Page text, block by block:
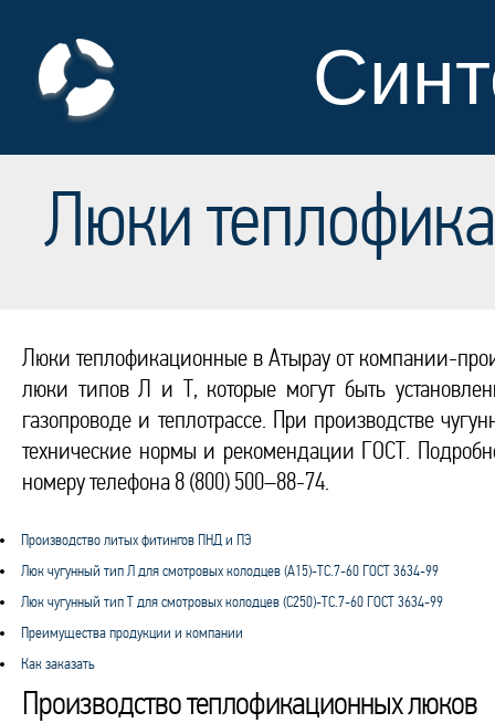
Люки
Люки теплофикационные в Атырау от компании-
люки типов Л и Т, которые могут быть
газопроводе и теплотрассе. При производстве
технические нормы и рекомендации ГОСТ.
номеру телефона 8 (800) 500–88-74.
Производство литых фитингов ПНД и ПЭ
Люк чугунный тип Л для смотровых колодцев (А15)-ТС.7-60 ГОСТ 3634-99
Люк чугунный тип Т для смотровых колодцев (С250)-ТС.7-60 ГОСТ 3634-99
Преимущества продукции и компании
Как заказать
Производство теплофикационных люков